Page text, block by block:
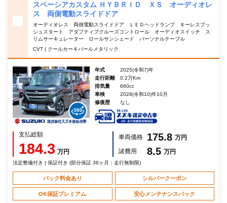
スペーシアカスタム ＨＹＢＲＩＤ ＸＳ オーディオレ
ス 両側電動スライドドア
オーディオレス 両側電動スライドドア ＬＥＤヘッドランプ キーレスプッ
シュスタート アダプティブクルーズコントロール オーディオスイッチ ス
リムサーキュレーター ロールサンシェード パーソナルテーブル
CVT | クールカーキパールメタリック
年式
2025(令和7)年
走行距離
0.2万Km
排気量
660cc
車検
2028(令和10)年10月
修復歴
なし
支払総額
184.3 万円
車両価格 175.8 万円
諸費用
8.5 万円
法定整備付き | 保証付き (部分保証 36ヶ月：走行無制限)
パック料金あり シルバークーポン
OK保証プレミアム 安心メンテナンスパック